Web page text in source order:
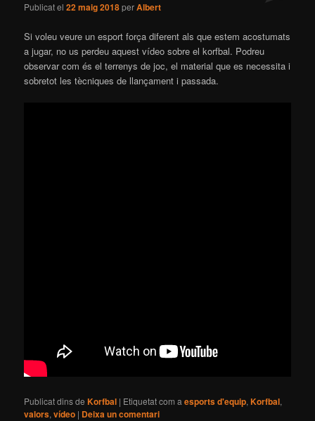
Publicat el22 maig 2018perAlbert
Si voleu veure un esport força diferent als que estem acostumats
a jugar, no us perdeu aquest vídeo sobre el korfbal. Podreu
observar com és el terrenys de joc, el material que es necessita i
sobretot les tècniques de llançament i passada.
Publicat dins de Korfbal | Etiquetat com a esports d'equip,Korfbal,
valors,vídeo | Deixa un comentari